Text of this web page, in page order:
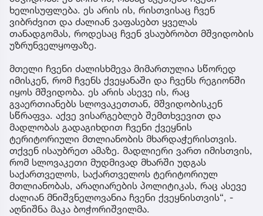
ხელისუფლება. ეს არის ის, რისთვისაც ჩვენ
ვიბრძვით და ძალიან ვაფასებთ ყველას
თანადგომას, როდესაც ჩვენ ვსაუბრობთ მშვიდობის
უზრუნველყოფაზე.
მთელი ჩვენი ძალისხმევა მიმართულია სწორედ
იმისკენ, რომ ჩვენს ქვეყანაში და ჩვენს რეგიონში
იყოს მშვიდობა. ეს არის ასევე ის, რაც
გვაერთიანებს სლოვაკეთთან, მშვიდობისკენ
სწრაფვა. აქვე ვისარგებლებ შემთხვევით და
მადლობას გადაგიხდით ჩვენი ქვეყნის
ტერიტორიული მთლიანობის მხარდაჭერისთვის.
თქვენ ისაუბრეთ ამაზე. მადლიერი ვართ იმისთვის,
რომ სლოვაკეთი მუდმივად მხარში უდგას
საქართველოს, საქართველოს ტერიტორიულ
მთლიანობას, არაღიარების პოლიტიკას, რაც ასევე
ძალიან მნიშვნელოვანია ჩვენი ქვეყნისთვის“, -
აღნიშნა მაკა ბოჭორიშვილმა.